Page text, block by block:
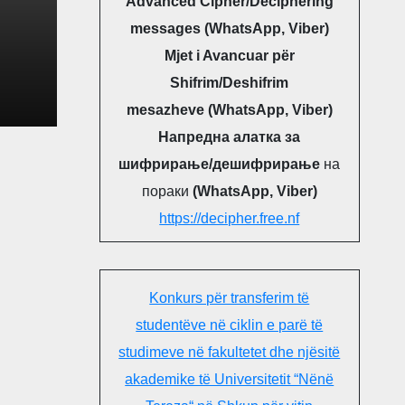
messages (WhatsApp, Viber)
Mjet i Avancuar për
Shifrim/Deshifrim
mesazheve (WhatsApp, Viber)
Напредна алатка за
шифрирање/дешифрирање на
пораки (WhatsApp, Viber)
https://decipher.free.nf
Konkurs për transferim të
studentëve në ciklin e parë të
studimeve në fakultetet dhe njësitë
akademike të Universitetit “Nënë